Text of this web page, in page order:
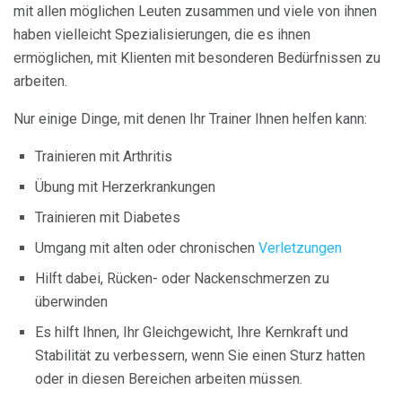
mit allen möglichen Leuten zusammen und viele von ihnen
haben vielleicht Spezialisierungen, die es ihnen
ermöglichen, mit Klienten mit besonderen Bedürfnissen zu
arbeiten.
Nur einige Dinge, mit denen Ihr Trainer Ihnen helfen kann:
Trainieren mit Arthritis
Übung mit Herzerkrankungen
Trainieren mit Diabetes
Umgang mit alten oder chronischen Verletzungen
Hilft dabei, Rücken- oder Nackenschmerzen zu
überwinden
Es hilft Ihnen, Ihr Gleichgewicht, Ihre Kernkraft und
Stabilität zu verbessern, wenn Sie einen Sturz hatten
oder in diesen Bereichen arbeiten müssen.